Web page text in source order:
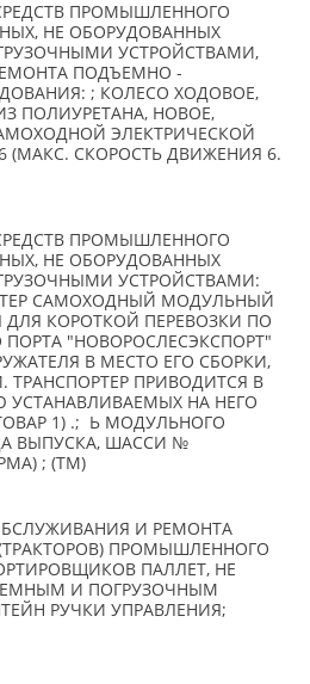
ПРОМЫШЛЕННОГО
НЕ ОБОРУДОВАННЫХ
УСТРОЙСТВАМИ,
ПОДЪЕМНО -
; КОЛЕСО ХОДОВОЕ,
ПОЛИУРЕТАНА, НОВОЕ,
ЭЛЕКТРИЧЕСКОЙ
(МАКС. СКОРОСТЬ ДВИЖЕНИЯ 6.
ПРОМЫШЛЕННОГО
НЕ ОБОРУДОВАННЫХ
УСТРОЙСТВАМИ:
САМОХОДНЫЙ МОДУЛЬНЫЙ
ДЛЯ КОРОТКОЙ ПЕРЕВОЗКИ ПО
"НОВОРОСЛЕСЭКСПОРТ"
В МЕСТО ЕГО СБОРКИ,
ПРИВОДИТСЯ В
НА НЕГО
1) .; Ь МОДУЛЬНОГО
ВЫПУСКА, ШАССИ №
; (TM)
И РЕМОНТА
ПРОМЫШЛЕННОГО
ПАЛЛЕТ, НЕ
И ПОГРУЗОЧНЫМ
РУЧКИ УПРАВЛЕНИЯ;